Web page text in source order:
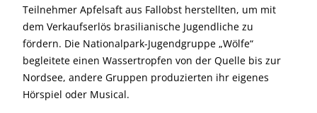
Teilnehmer Apfelsaft aus Fallobst herstellten, um mit
dem Verkaufserlös brasilianische Jugendliche zu
fördern. Die Nationalpark-Jugendgruppe „Wölfe“
begleitete einen Wassertropfen von der Quelle bis zur
Nordsee, andere Gruppen produzierten ihr eigenes
Hörspiel oder Musical.